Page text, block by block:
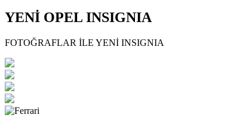
YENİ OPEL INSIGNIA
FOTOĞRAFLAR İLE YENİ INSIGNIA